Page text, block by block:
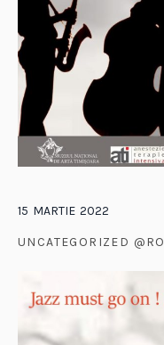
15 MARTIE 2022
UNCATEGORIZED @RO